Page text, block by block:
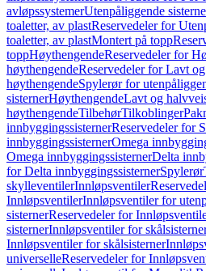
avløpssystemerUtenpåliggende
toaletter, av plastReservedeler for
toaletter, av plastMontert på topp
toppHøythengendeReservedeler for
høythengendeReservedeler for Lavt
høythengendeSpylerør for
sisternerHøythengendeLavt og
høythengendeTilbehørTilkoblinger
innbyggingssisternerReservedeler for
innbyggingssisternerOmega
Omega innbyggingssisternerDelta
for Delta innbyggingssisternerSpylerør
skylleventilerInnløpsventiler
InnløpsventilerInnløpsventiler for
sisternerReservedeler for
sisternerInnløpsventiler for
Innløpsventiler for skålsisterner
universelleReservedeler for